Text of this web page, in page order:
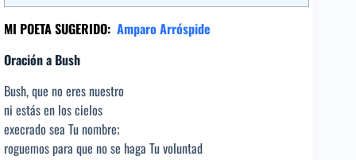
MI POETA SUGERIDO: Amparo Arróspide
Oración a Bush
Bush, que no eres nuestro
ni estás en los cielos
execrado sea Tu nombre;
roguemos para que no se haga Tu voluntad